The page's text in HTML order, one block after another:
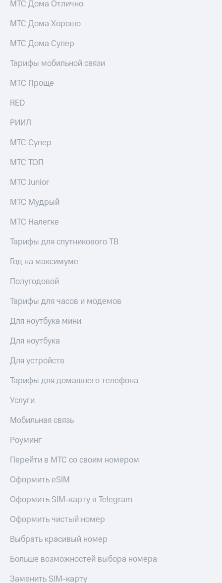
МТС Дома Отлично
МТС Дома Хорошо
МТС Дома Супер
Тарифы мобильной связи
МТС Проще
RED
РИИЛ
МТС Супер
МТС ТОП
МТС Junior
МТС Мудрый
МТС Налегке
Тарифы для спутникового ТВ
Год на максимуме
Полугодовой
Тарифы для часов и модемов
Для ноутбука мини
Для ноутбука
Для устройств
Тарифы для домашнего телефона
Услуги
Мобильная связь
Роуминг
Перейти в МТС со своим номером
Оформить eSIM
Оформить SIM-карту в Telegram
Оформить чистый номер
Выбрать красивый номер
Больше возможностей выбора номера
Заменить SIM-карту